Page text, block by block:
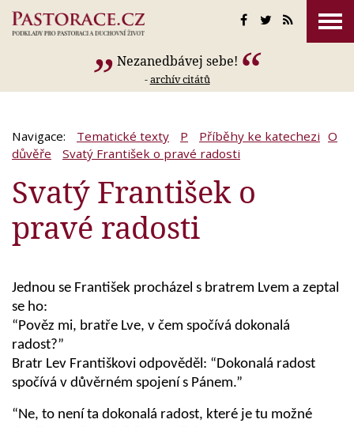
Nezanedbávej sebe!
-archív citátů
Navigace: Tematické texty P Příběhy ke katechezi O
důvěře
Svatý František o pravé radosti
Svatý František o
pravé radosti
Jednou se František procházel s bratrem Lvem a zeptal
se ho:
“Pověz mi, bratře Lve, v čem spočívá dokonalá
radost?”
Bratr Lev Františkovi odpověděl: “Dokonalá radost
spočívá v důvěrném spojení s Pánem.”
“Ne, to není ta dokonalá radost, které je tu možné